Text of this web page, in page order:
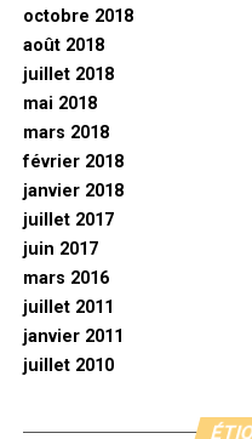
octobre 2018
août 2018
juillet 2018
mai 2018
mars 2018
février 2018
janvier 2018
juillet 2017
juin 2017
mars 2016
juillet 2011
janvier 2011
juillet 2010